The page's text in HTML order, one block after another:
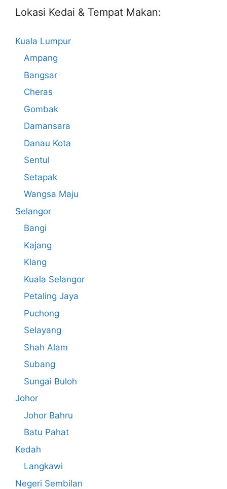
Lokasi Kedai & Tempat Makan:
Kuala Lumpur
Ampang
Bangsar
Cheras
Gombak
Damansara
Danau Kota
Sentul
Setapak
Wangsa Maju
Selangor
Bangi
Kajang
Klang
Kuala Selangor
Petaling Jaya
Puchong
Selayang
Shah Alam
Subang
Sungai Buloh
Johor
Johor Bahru
Batu Pahat
Kedah
Langkawi
Negeri Sembilan